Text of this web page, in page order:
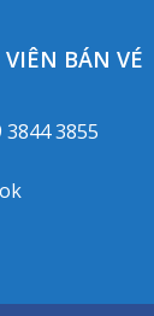
BÁN VÉ
3844 3855